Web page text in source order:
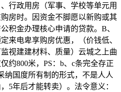
行政用房（军事、学校等单元用
房时。因资金不脚愿以新购或其
积金办理核心申请的贷款。B、
来电卑享购房优惠，（价钱低、
视建建材料、质量）云城之上曲
约800米，PS：b、c条完全存正
纳国度所有制的形式，不是人人
5年后才能转卖）。法令意义：